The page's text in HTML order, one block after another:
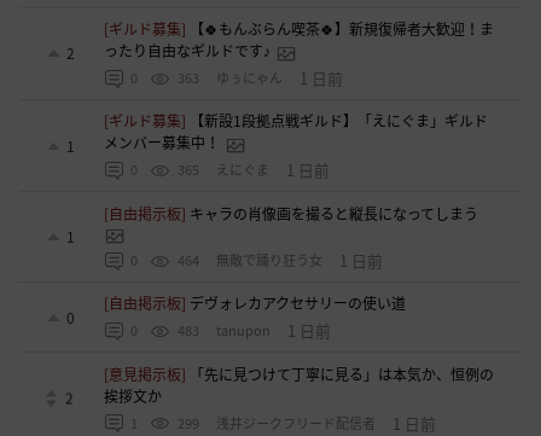
2
[ギルド募集]
【🍀もんぶらん喫茶🍀】新規復帰者大歓迎！ま
ったり自由なギルドです♪
0 363 ゆぅにゃん 1 日前
1
[ギルド募集]
【新設1段拠点戦ギルド】「えにぐま」ギルド
メンバー募集中！
0 365 えにぐま 1 日前
1
[自由掲示板] キャラの肖像画を撮ると縦長になってしまう
0 464 無敵で踊り狂う女 1 日前
0
[自由掲示板] デヴォレカアクセサリーの使い道
0 483 tanupon 1 日前
2
[意見掲示板]
「先に見つけて丁寧に見る」は本気か、恒例の
挨拶文か
1 299 浅井ジークフリード配信者 1 日前